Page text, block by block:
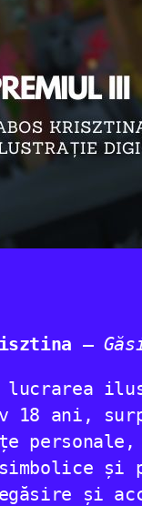
–
lucrarea
18 ani,
și
și